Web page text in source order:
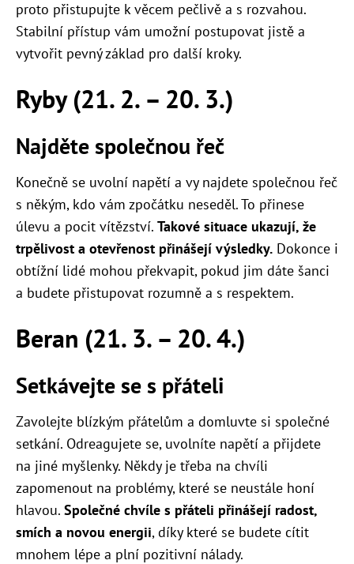
proto přistupujte k věcem pečlivě a s rozvahou.
Stabilní přístup vám umožní postupovat jistě a
vytvořit pevný základ pro další kroky.
Ryby (21. 2. – 20. 3.)
Najděte společnou řeč
Konečně se uvolní napětí a vy najdete společnou řeč
s někým, kdo vám zpočátku neseděl. To přinese
úlevu a pocit vítězství. Takové situace ukazují, že
trpělivost a otevřenost přinášejí výsledky. Dokonce i
obtížní lidé mohou překvapit, pokud jim dáte šanci
a budete přistupovat rozumně a s respektem.
Beran (21. 3. – 20. 4.)
Setkávejte se s přáteli
Zavolejte blízkým přátelům a domluvte si společné
setkání. Odreagujete se, uvolníte napětí a přijdete
na jiné myšlenky. Někdy je třeba na chvíli
zapomenout na problémy, které se neustále honí
hlavou. Společné chvíle s přáteli přinášejí radost,
smích a novou energii, díky které se budete cítit
mnohem lépe a plní pozitivní nálady.